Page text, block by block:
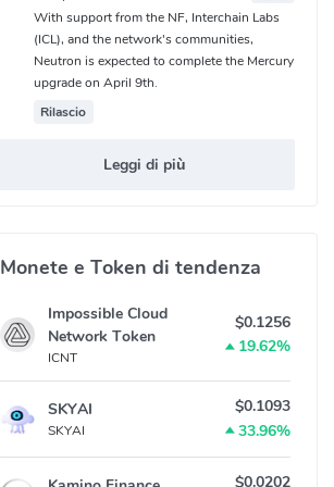
With support from the NF, Interchain Labs
(ICL), and the network's communities,
Neutron is expected to complete the Mercury
upgrade on April 9th.
Rilascio
Leggi di più
Monete e Token di tendenza
Impossible Cloud
Network Token
ICNT
$0.1256
19.62%
SKYAI
SKYAI
$0.1093
33.96%
$0.0202